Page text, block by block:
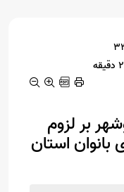
بر لزوم
بانوان استان